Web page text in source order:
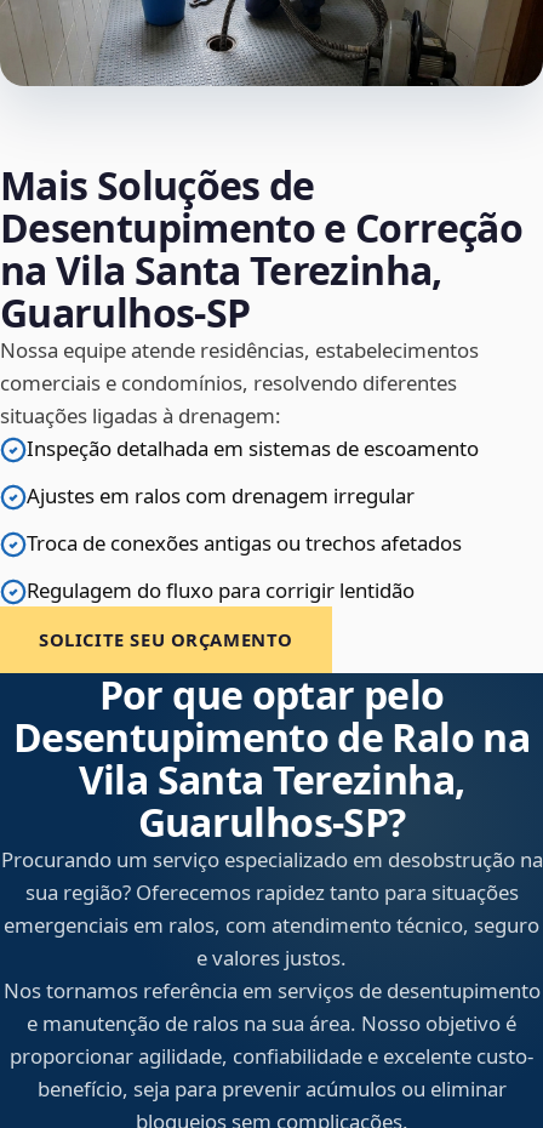
Mais Soluções de
Desentupimento e Correção
na Vila Santa Terezinha,
Guarulhos‑SP
Nossa equipe atende residências, estabelecimentos
comerciais e condomínios, resolvendo diferentes
situações ligadas à drenagem:
Inspeção detalhada em sistemas de escoamento
Ajustes em ralos com drenagem irregular
Troca de conexões antigas ou trechos afetados
Regulagem do fluxo para corrigir lentidão
SOLICITE SEU ORÇAMENTO
Por que optar pelo
Desentupimento de Ralo na
Vila Santa Terezinha,
Guarulhos‑SP?
Procurando um serviço especializado em desobstrução na
sua região? Oferecemos rapidez tanto para situações
emergenciais em ralos, com atendimento técnico, seguro
e valores justos.
Nos tornamos referência em serviços de desentupimento
e manutenção de ralos na sua área. Nosso objetivo é
proporcionar agilidade, confiabilidade e excelente custo-
benefício, seja para prevenir acúmulos ou eliminar
bloqueios sem complicações.